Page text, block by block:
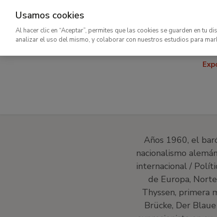
contenido
Años 1960, el
nacionalismo
internacional /
de Europa,
Thyssen, primera
Brücke, Der
Usamos cookies
Al hacer clic en “Aceptar”, permites que las cookies se guarden en tu
analizar el uso del mismo, y colaborar con nuestros estudios para